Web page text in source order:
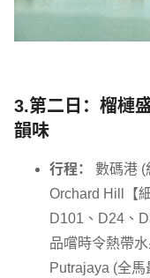
3.第二日：榴槤
韻味
行程：
數碼港
Orchard Hill【
D101、D24、
品嚐時令熱帶
Putrajaya (全